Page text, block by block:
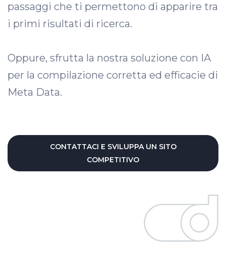
passaggi che ti permettono di apparire tra
i primi risultati di ricerca.
Oppure, sfrutta la nostra soluzione con IA
per la compilazione corretta ed efficacie di
Meta Data.
CONTATTACI E SVILUPPA UN SITO
COMPETITIVO